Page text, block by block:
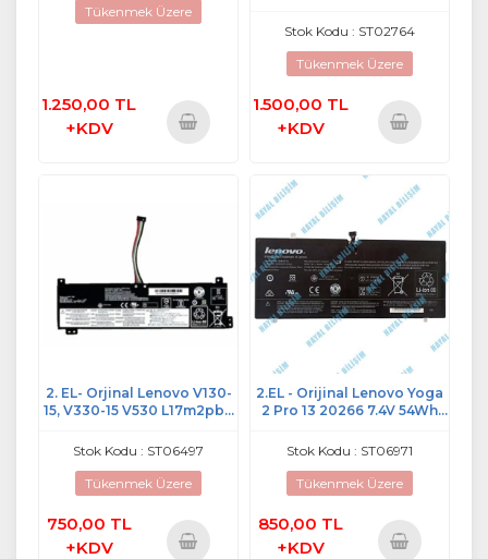
Tükenmek Üzere
1.250,00 TL
+KDV
81LL Notebook Batarya
Stok Kodu : ST02764
Tükenmek Üzere
1.500,00 TL
+KDV
Ekle
2. EL- Orjinal Lenovo V130-
15, V330-15 V530 L17m2pb3
Stok Kodu : ST06497
Tükenmek Üzere
750,00 TL
+KDV
2.EL - Orijinal Lenovo Yoga
2 Pro 13 20266 7.4V 54Wh
Batarya - L13S4P21
Stok Kodu : ST06971
Tükenmek Üzere
850,00 TL
+KDV